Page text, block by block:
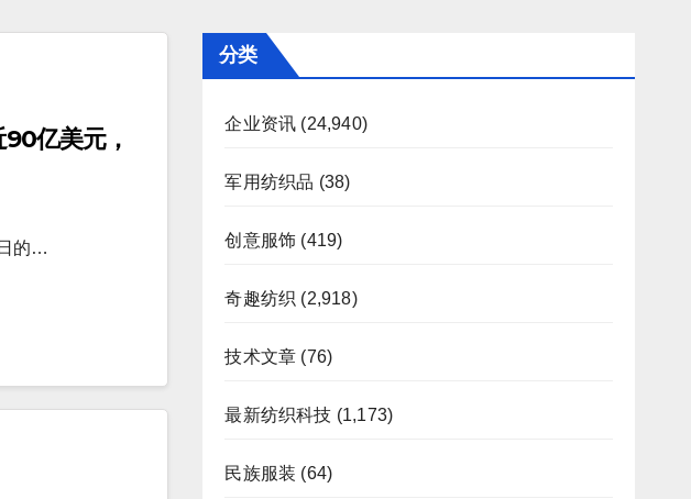
亿美元，
的…
分类
企业资讯 (24,940)
军用纺织品 (38)
创意服饰 (419)
奇趣纺织 (2,918)
技术文章 (76)
最新纺织科技 (1,173)
民族服装 (64)